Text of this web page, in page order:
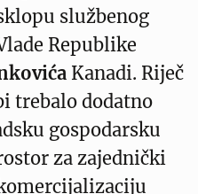
službenog
Republike
Kanadi. Riječ
trebalo dodatno
gospodarsku
za zajednički